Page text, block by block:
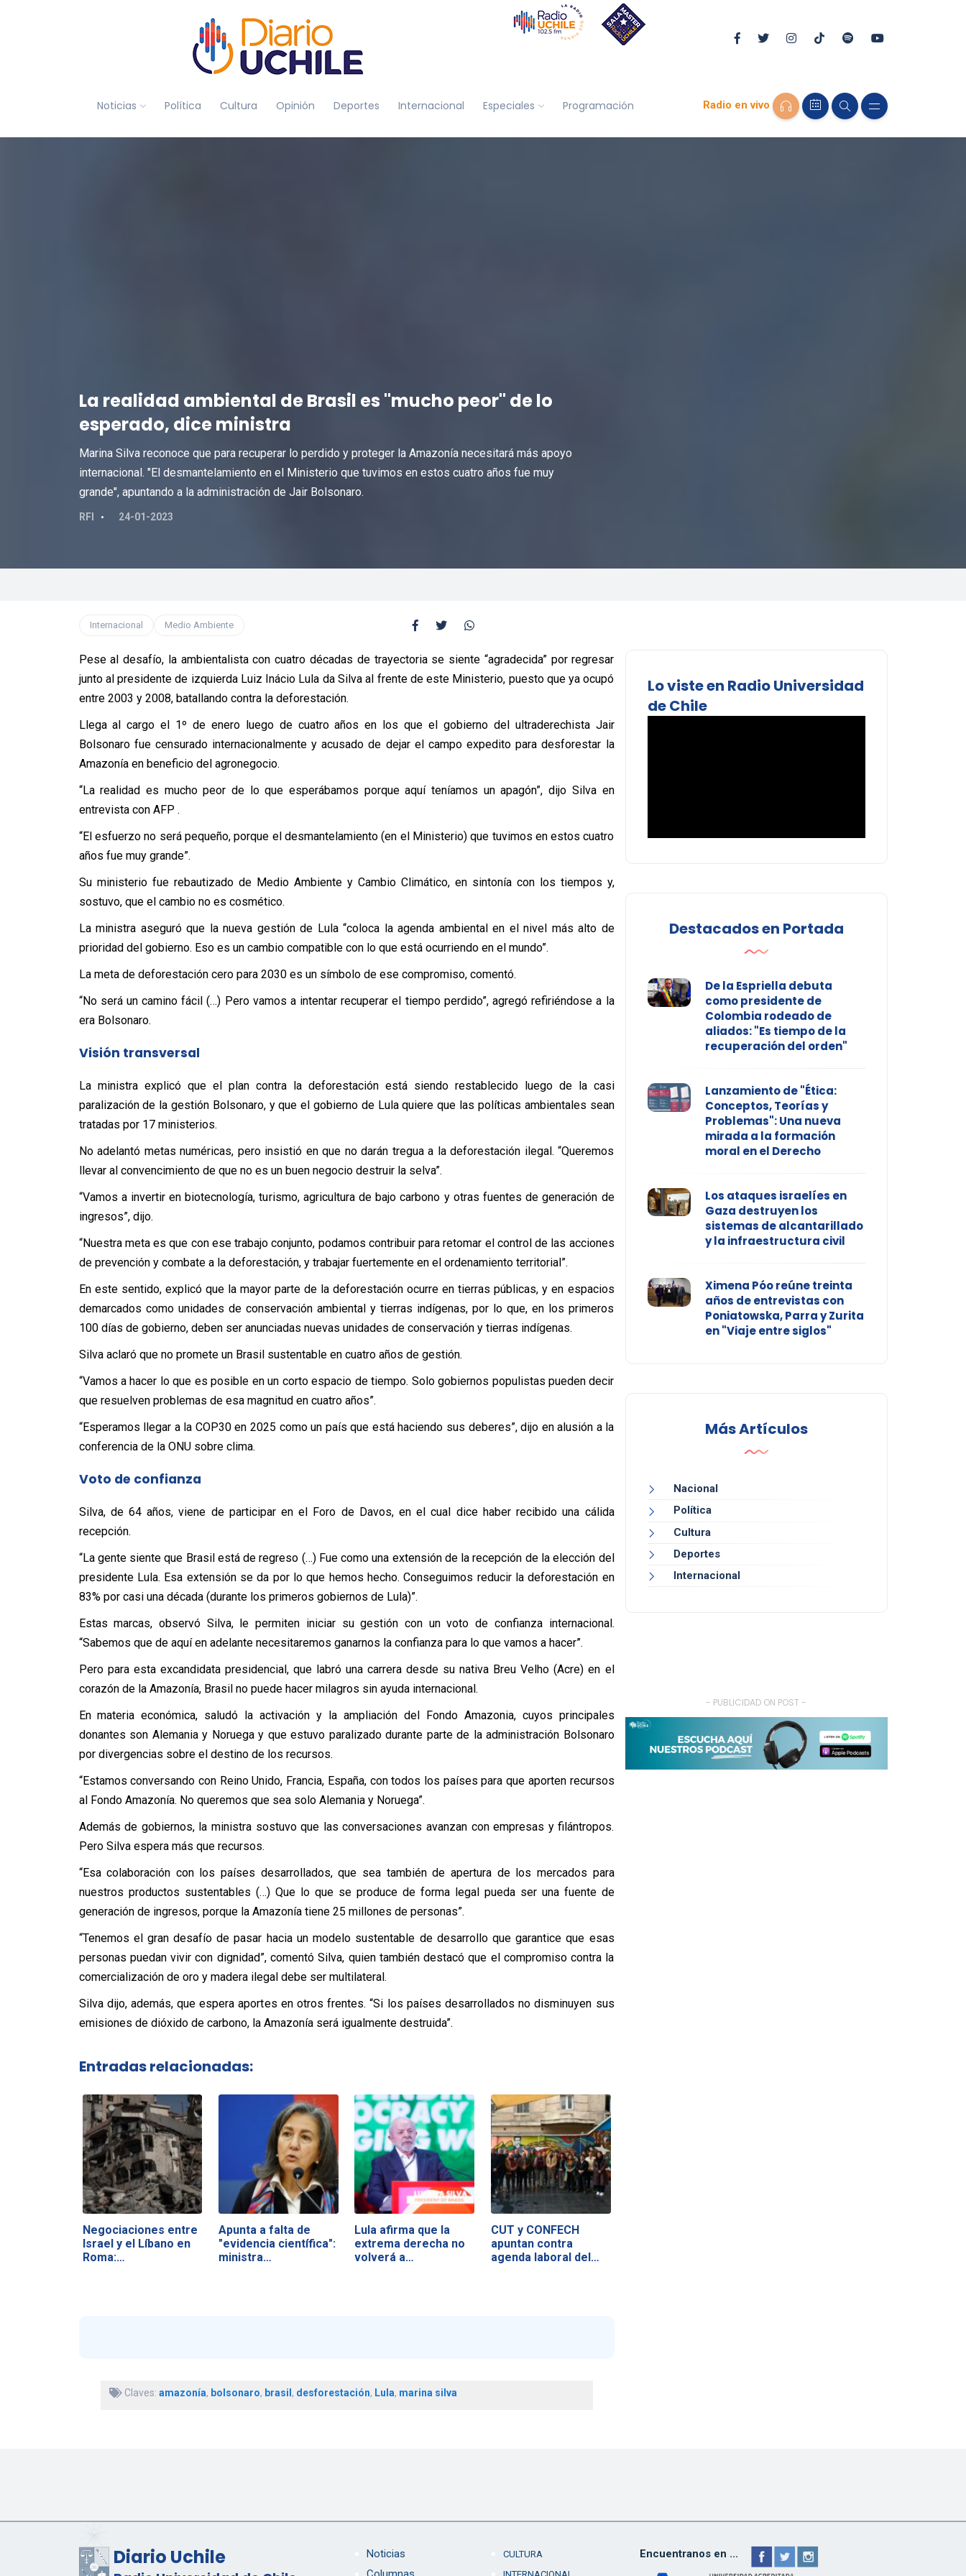
Noticias Política Cultura Opinión Deportes Internacional Especiales Programación Radio en vivo
La realidad ambiental de Brasil es "mucho peor" de lo
esperado, dice ministra
Marina Silva reconoce que para recuperar lo perdido y proteger la Amazonía necesitará más apoyo
internacional. "El desmantelamiento en el Ministerio que tuvimos en estos cuatro años fue muy
grande", apuntando a la administración de Jair Bolsonaro.
RFI 24-01-2023
Internacional Medio Ambiente
Pese al desafío, la ambientalista con cuatro décadas de trayectoria se siente “agradecida” por regresar
junto al presidente de izquierda Luiz Inácio Lula da Silva al frente de este Ministerio, puesto que ya ocupó
entre 2003 y 2008, batallando contra la deforestación.
Llega al cargo el 1º de enero luego de cuatro años en los que el gobierno del ultraderechista Jair
Bolsonaro fue censurado internacionalmente y acusado de dejar el campo expedito para desforestar la
Amazonía en beneficio del agronegocio.
“La realidad es mucho peor de lo que esperábamos porque aquí teníamos un apagón”, dijo Silva en
entrevista con AFP .
“El esfuerzo no será pequeño, porque el desmantelamiento (en el Ministerio) que tuvimos en estos cuatro
años fue muy grande”.
Su ministerio fue rebautizado de Medio Ambiente y Cambio Climático, en sintonía con los tiempos y,
sostuvo, que el cambio no es cosmético.
La ministra aseguró que la nueva gestión de Lula “coloca la agenda ambiental en el nivel más alto de
prioridad del gobierno. Eso es un cambio compatible con lo que está ocurriendo en el mundo”.
La meta de deforestación cero para 2030 es un símbolo de ese compromiso, comentó.
“No será un camino fácil (…) Pero vamos a intentar recuperar el tiempo perdido”, agregó refiriéndose a la
era Bolsonaro.
Visión transversal
La ministra explicó que el plan contra la deforestación está siendo restablecido luego de la casi
paralización de la gestión Bolsonaro, y que el gobierno de Lula quiere que las políticas ambientales sean
tratadas por 17 ministerios.
No adelantó metas numéricas, pero insistió en que no darán tregua a la deforestación ilegal. “Queremos
llevar al convencimiento de que no es un buen negocio destruir la selva”.
“Vamos a invertir en biotecnología, turismo, agricultura de bajo carbono y otras fuentes de generación de
ingresos”, dijo.
“Nuestra meta es que con ese trabajo conjunto, podamos contribuir para retomar el control de las acciones
de prevención y combate a la deforestación, y trabajar fuertemente en el ordenamiento territorial”.
En este sentido, explicó que la mayor parte de la deforestación ocurre en tierras públicas, y en espacios
demarcados como unidades de conservación ambiental y tierras indígenas, por lo que, en los primeros
100 días de gobierno, deben ser anunciadas nuevas unidades de conservación y tierras indígenas.
Silva aclaró que no promete un Brasil sustentable en cuatro años de gestión.
“Vamos a hacer lo que es posible en un corto espacio de tiempo. Solo gobiernos populistas pueden decir
que resuelven problemas de esa magnitud en cuatro años”.
“Esperamos llegar a la COP30 en 2025 como un país que está haciendo sus deberes”, dijo en alusión a la
conferencia de la ONU sobre clima.
Voto de confianza
Silva, de 64 años, viene de participar en el Foro de Davos, en el cual dice haber recibido una cálida
recepción.
“La gente siente que Brasil está de regreso (…) Fue como una extensión de la recepción de la elección del
presidente Lula. Esa extensión se da por lo que hemos hecho. Conseguimos reducir la deforestación en
83% por casi una década (durante los primeros gobiernos de Lula)”.
Estas marcas, observó Silva, le permiten iniciar su gestión con un voto de confianza internacional.
“Sabemos que de aquí en adelante necesitaremos ganarnos la confianza para lo que vamos a hacer”.
Pero para esta excandidata presidencial, que labró una carrera desde su nativa Breu Velho (Acre) en el
corazón de la Amazonía, Brasil no puede hacer milagros sin ayuda internacional.
En materia económica, saludó la activación y la ampliación del Fondo Amazonia, cuyos principales
donantes son Alemania y Noruega y que estuvo paralizado durante parte de la administración Bolsonaro
por divergencias sobre el destino de los recursos.
“Estamos conversando con Reino Unido, Francia, España, con todos los países para que aporten recursos
al Fondo Amazonía. No queremos que sea solo Alemania y Noruega”.
Además de gobiernos, la ministra sostuvo que las conversaciones avanzan con empresas y filántropos.
Pero Silva espera más que recursos.
“Esa colaboración con los países desarrollados, que sea también de apertura de los mercados para
nuestros productos sustentables (…) Que lo que se produce de forma legal pueda ser una fuente de
generación de ingresos, porque la Amazonía tiene 25 millones de personas”.
“Tenemos el gran desafío de pasar hacia un modelo sustentable de desarrollo que garantice que esas
personas puedan vivir con dignidad”, comentó Silva, quien también destacó que el compromiso contra la
comercialización de oro y madera ilegal debe ser multilateral.
Silva dijo, además, que espera aportes en otros frentes. “Si los países desarrollados no disminuyen sus
emisiones de dióxido de carbono, la Amazonía será igualmente destruida”.
Entradas relacionadas:
Negociaciones entre
Israel y el Líbano en
Roma:…
Apunta a falta de
"evidencia científica":
ministra…
Lula afirma que la
extrema derecha no
volverá a…
CUT y CONFECH
apuntan contra
agenda laboral del…
Claves: amazonía, bolsonaro, brasil , desforestación, Lula, marina silva
Lo viste en Radio Universidad
de Chile
Destacados en Portada
De la Espriella debuta
como presidente de
Colombia rodeado de
aliados: "Es tiempo de la
recuperación del orden"
Lanzamiento de "Ética:
Conceptos, Teorías y
Problemas": Una nueva
mirada a la formación
moral en el Derecho
Los ataques israelíes en
Gaza destruyen los
sistemas de alcantarillado
y la infraestructura civil
Ximena Póo reúne treinta
años de entrevistas con
Poniatowska, Parra y Zurita
en "Viaje entre siglos"
Más Artículos
Nacional
Política
Cultura
Deportes
Internacional
- PUBLICIDAD ON POST -
Diario Uchile
Noticias
CULTURA
Encuentranos en ...